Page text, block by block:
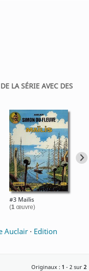
LA SÉRIE AVEC DES
#3 Maïlis
(1 œuvre)
Auclair · Edition
Originaux : 1 - 2 sur 2